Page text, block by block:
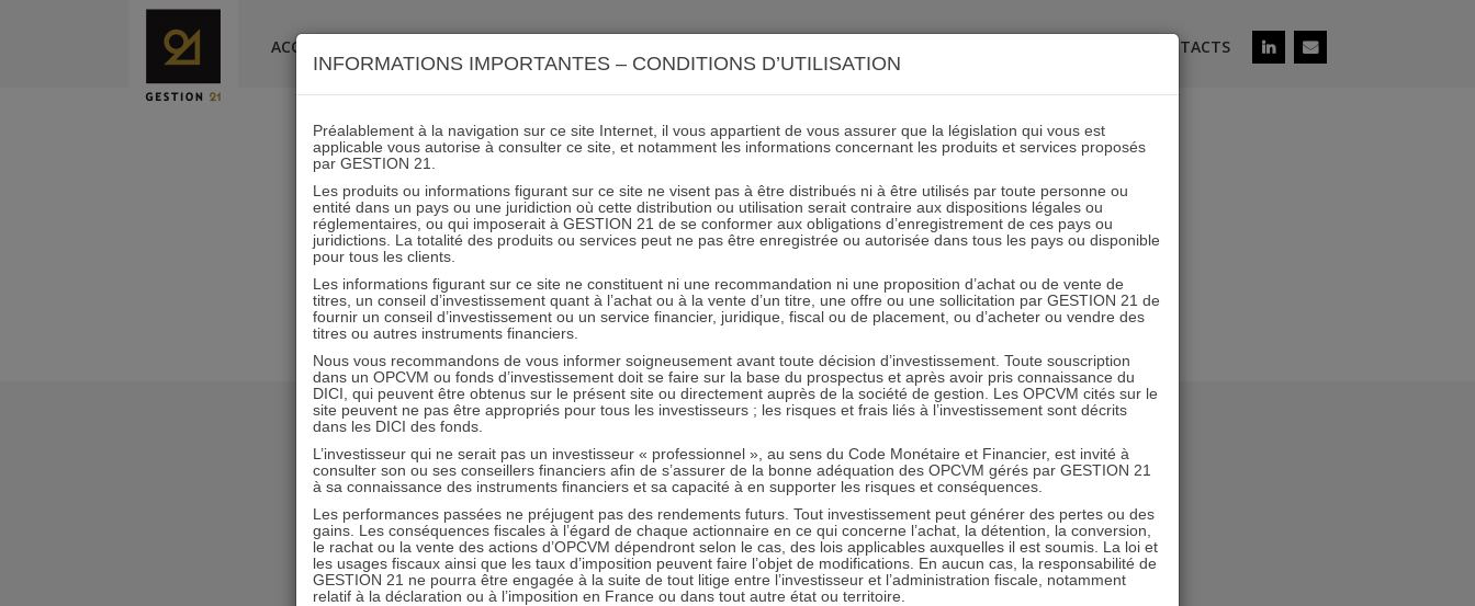
ACCUEIL CONTACTS
5ans I 7sur10
05.04.2019 - Partagez l'article sur
RESTER INFORMÉ
Recevoir nos newsletters
INFORMATIONS IMPORTANTES – CONDITIONS D’UTILISATION
Préalablement à la navigation sur ce site Internet, il vous appartient de vous assurer que la législation qui vous est
applicable vous autorise à consulter ce site, et notamment les informations concernant les produits et services proposés
par GESTION 21.
Les produits ou informations figurant sur ce site ne visent pas à être distribués ni à être utilisés par toute personne ou
entité dans un pays ou une juridiction où cette distribution ou utilisation serait contraire aux dispositions légales ou
réglementaires, ou qui imposerait à GESTION 21 de se conformer aux obligations d’enregistrement de ces pays ou
juridictions. La totalité des produits ou services peut ne pas être enregistrée ou autorisée dans tous les pays ou disponible
pour tous les clients.
Les informations figurant sur ce site ne constituent ni une recommandation ni une proposition d’achat ou de vente de
titres, un conseil d’investissement quant à l’achat ou à la vente d’un titre, une offre ou une sollicitation par GESTION 21 de
fournir un conseil d’investissement ou un service financier, juridique, fiscal ou de placement, ou d’acheter ou vendre des
titres ou autres instruments financiers.
Nous vous recommandons de vous informer soigneusement avant toute décision d’investissement. Toute souscription
dans un OPCVM ou fonds d’investissement doit se faire sur la base du prospectus et après avoir pris connaissance du
DICI, qui peuvent être obtenus sur le présent site ou directement auprès de la société de gestion. Les OPCVM cités sur le
site peuvent ne pas être appropriés pour tous les investisseurs ; les risques et frais liés à l’investissement sont décrits
dans les DICI des fonds.
L’investisseur qui ne serait pas un investisseur « professionnel », au sens du Code Monétaire et Financier, est invité à
consulter son ou ses conseillers financiers afin de s’assurer de la bonne adéquation des OPCVM gérés par GESTION 21
à sa connaissance des instruments financiers et sa capacité à en supporter les risques et conséquences.
Les performances passées ne préjugent pas des rendements futurs. Tout investissement peut générer des pertes ou des
gains. Les conséquences fiscales à l’égard de chaque actionnaire en ce qui concerne l’achat, la détention, la conversion,
le rachat ou la vente des actions d’OPCVM dépendront selon le cas, des lois applicables auxquelles il est soumis. La loi et
les usages fiscaux ainsi que les taux d’imposition peuvent faire l’objet de modifications. En aucun cas, la responsabilité de
GESTION 21 ne pourra être engagée à la suite de tout litige entre l’investisseur et l’administration fiscale, notamment
relatif à la déclaration ou à l’imposition en France ou dans tout autre état ou territoire.